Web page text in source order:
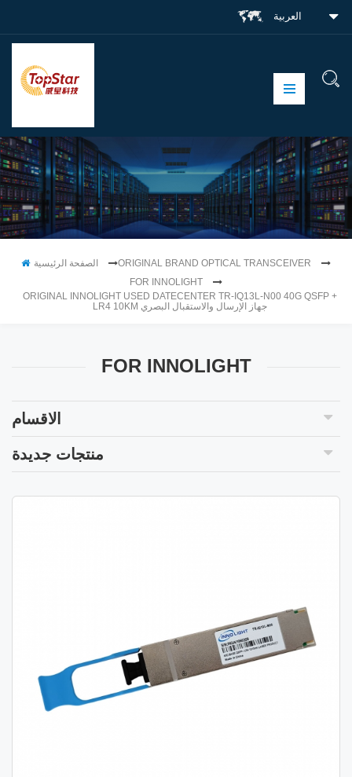
العربية
الصفحة الرئيسية
ORIGINAL BRAND OPTICAL TRANSCEIVER
FOR INNOLIGHT
ORIGINAL INNOLIGHT USED DATECENTER TR-IQ13L-N00 40G QSFP +
LR4 10KM جهاز الإرسال والاستقبال البصري
FOR INNOLIGHT
الاقسام
منتجات جديدة